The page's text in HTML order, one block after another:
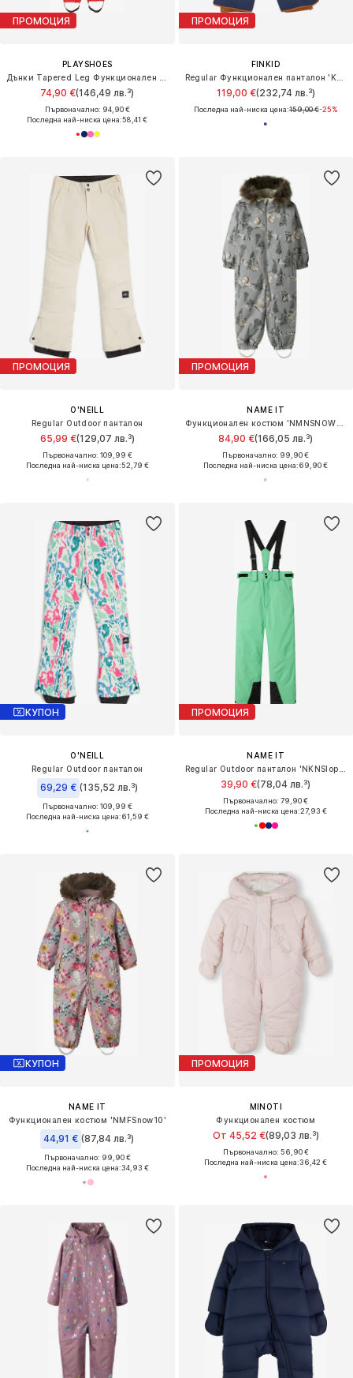
ПРОМОЦИЯ
PLAYSHOES
74,90 €(146,49 лв.³)
Първоначално: 94,90 €
Последна най-ниска цена:58,41 €
ПРОМОЦИЯ
FINKID
119,00 €(232,74 лв.³)
Последна най-ниска цена:159,00 €-25%
ПРОМОЦИЯ
O'NEILL
Regular Outdoor панталон
65,99 €(129,07 лв.³)
Първоначално: 109,99 €
Последна най-ниска цена:52,79 €
ПРОМОЦИЯ
NAME IT
84,90 €(166,05 лв.³)
Първоначално: 99,90 €
Последна най-ниска цена:69,90 €
КУПОН
O'NEILL
Regular Outdoor панталон
69,29 € (135,52 лв.³)
Първоначално: 109,99 €
Последна най-ниска цена:61,59 €
ПРОМОЦИЯ
NAME IT
39,90 €(78,04 лв.³)
Първоначално: 79,90 €
Последна най-ниска цена:27,93 €
КУПОН
NAME IT
Функционален костюм 'NMFSnow10'
44,91 € (87,84 лв.³)
Първоначално: 99,90 €
Последна най-ниска цена:34,93 €
ПРОМОЦИЯ
MINOTI
Функционален костюм
От 45,52 €(89,03 лв.³)
Първоначално: 56,90 €
Последна най-ниска цена:36,42 €